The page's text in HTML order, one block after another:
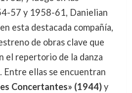
57 y 1958-61, Danielian
esta destacada compañía,
de obras clave que
el repertorio de la danza
Entre ellas se encuentran
Concertantes» (1944)y